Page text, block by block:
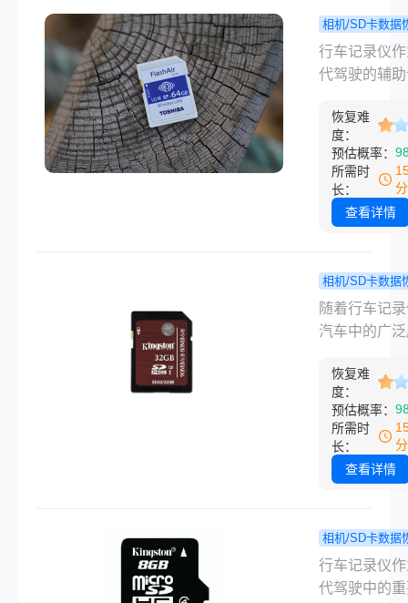
复呢？只要
款专业的SD
恢复软件，
数据恢复sd
恢复问题，
们具体来了
吧。
相机/SD卡数据
程 怎么恢复
记录仪删掉
复方法！
行车记录仪
代驾驶的辅
行车过程，
关键时刻提
的证据。然
时候我们可
小心删除了
复行车记录
的内容呢？
为您介绍几
恢复难
度：
预估概率：
所需时
长：
查看详情
相机/SD卡数据
程 怎么恢复
记录仪删掉
几个找回方
随着行车记
汽车中的广
了驾驶者安
的好帮手，
通事故提供
的证据。然
时候用户可
者因为存储
而丢失了视
件。幸运的
恢复难
度：
预估概率：
所需时
长：
查看详情
相机/SD卡数据
程 怎么找回
记录仪已经
行车记录仪
代驾驶中的